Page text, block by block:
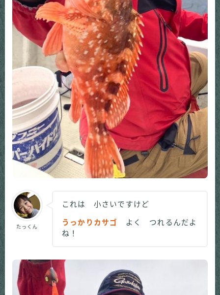
たっくん
これは 小さいですけど
うっかりカサゴ
よく つれるんだよ
ね！